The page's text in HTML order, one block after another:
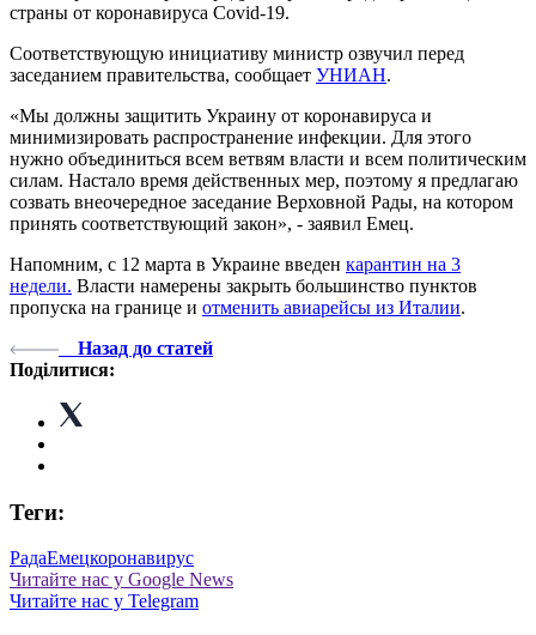
страны от коронавируса Covid-19.
Соответствующую инициативу министр озвучил перед
заседанием правительства, сообщает УНИАН.
«Мы должны защитить Украину от коронавируса и
минимизировать распространение инфекции. Для этого
нужно объединиться всем ветвям власти и всем политическим
силам. Настало время действенных мер, поэтому я предлагаю
созвать внеочередное заседание Верховной Рады, на котором
принять соответствующий закон», - заявил Емец.
Напомним, с 12 марта в Украине введен карантин на 3
недели. Власти намерены закрыть большинство пунктов
пропуска на границе и отменить авиарейсы из Италии.
Назад до статей
Поділитися:
Теги:
РадаЕмецкоронавирус
Читайте нас у Google News
Читайте нас у Telegram